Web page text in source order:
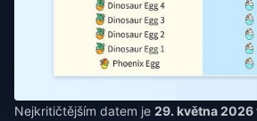
Nejkritičtějším datem je 29. května